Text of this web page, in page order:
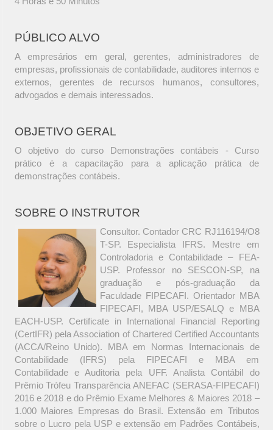
PÚBLICO ALVO
A empresários em geral, gerentes, administradores de
empresas, profissionais de contabilidade, auditores internos e
externos, gerentes de recursos humanos, consultores,
advogados e demais interessados.
OBJETIVO GERAL
O objetivo do curso Demonstrações contábeis - Curso
prático é a capacitação para a aplicação prática de
demonstrações contábeis.
SOBRE O INSTRUTOR
Consultor. Contador CRC RJ116194/O8
T-SP. Especialista IFRS. Mestre em
Controladoria e Contabilidade – FEA-
USP. Professor no SESCON-SP, na
graduação e pós-graduação da
Faculdade FIPECAFI. Orientador MBA
FIPECAFI, MBA USP/ESALQ e MBA
EACH-USP. Certificate in International Financial Reporting
(CertIFR) pela Association of Chartered Certified Accountants
(ACCA/Reino Unido). MBA em Normas Internacionais de
Contabilidade (IFRS) pela FIPECAFI e MBA em
Contabilidade e Auditoria pela UFF. Analista Contábil do
Prêmio Trófeu Transparência ANEFAC (SERASA-FIPECAFI)
2016 e 2018 e do Prêmio Exame Melhores & Maiores 2018 –
1.000 Maiores Empresas do Brasil. Extensão em Tributos
sobre o Lucro pela USP e extensão em Padrões Contábeis,